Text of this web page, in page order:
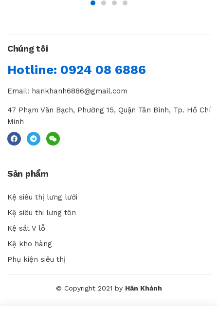
Chúng tôi
Hotline: 0924 08 6886
Email: hankhanh6886@gmail.com
47 Phạm Văn Bạch, Phường 15, Quận Tân Bình, Tp. Hồ Chí
Minh
Sản phẩm
Kệ siêu thị lưng lưới
Kệ siêu thi lưng tôn
Kệ sắt V lỗ
Kệ kho hàng
Phụ kiện siêu thị
© Copyright 2021 by Hân Khánh